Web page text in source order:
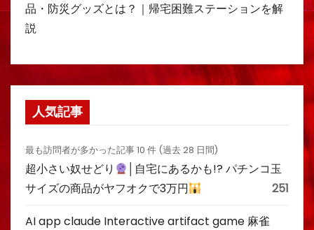
品・防災グッズとは？｜帰宅困難ステーションを解
説
人気記事
最も訪問者が多かった記事 10 件 (過去 28 日間)
超小さい奴せどり
│自宅にあるかも!? パチンコ玉
サイズの商品がヤフオクで3万円
251
AI app claude Interactive artifact game 麻雀